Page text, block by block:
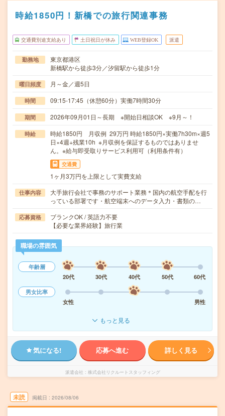
時給1850円！新橋での旅行関連事務
交通費別途支給あり 土日祝日が休み WEB登録OK 派遣
勤務地
東京都港区
新橋駅から徒歩3分／汐留駅から徒歩1分
曜日頻度 月～金／週5日
時間 09:15-17:45（休憩60分）実働7時間30分
期間 2026年09月01日～長期 ※開始日相談OK ※9月～！
時給
時給1850円 月収例 29万円 時給1850円×実働7h30m×週5
日×4週+残業10h ※月収例を保証するものではありませ
ん。※給与即受取りサービス利用可（利用条件有）
交通費
1ヶ月3万円を上限として実費支給
仕事内容
大手旅行会社で事務のサポート業務＊国内の航空手配を行
っている部署です・航空端末へのデータ入力・書類の…
応募資格
ブランクOK / 英語力不要
【必要な業界経験】旅行業
職場の雰囲気
年齢層
20代
30代 40代 50代
60代
男女比率
女性
男性
もっと見る
気になる! 応募へ進む 詳しく見る
派遣会社 株式会社リクルートスタッフィング
未読 掲載日 2026/08/06